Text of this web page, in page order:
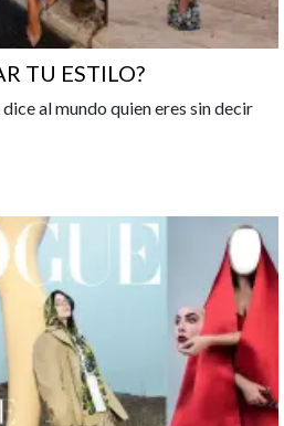
TU ESTILO?
al mundo quien eres sin decir